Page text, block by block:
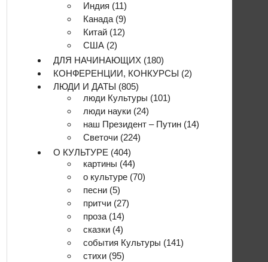
Индия (11)
Канада (9)
Китай (12)
США (2)
ДЛЯ НАЧИНАЮЩИХ (180)
КОНФЕРЕНЦИИ, КОНКУРСЫ (2)
ЛЮДИ И ДАТЫ (805)
люди Культуры (101)
люди науки (24)
наш Президент – Путин (14)
Светочи (224)
О КУЛЬТУРЕ (404)
картины (44)
о культуре (70)
песни (5)
притчи (27)
проза (14)
сказки (4)
события Культуры (141)
стихи (95)